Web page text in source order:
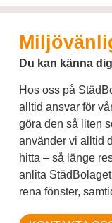
Du kan känna
Hos oss på
alltid ansvar för
göra den så liten
använder vi alltid
hitta – så länge
anlita
rena fönster,